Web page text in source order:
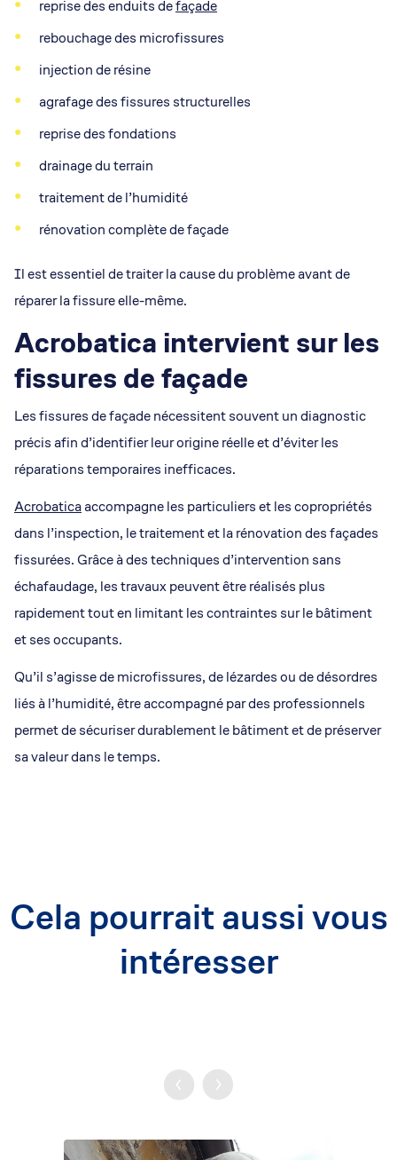
reprise des enduits defaçade
rebouchage des microfissures
injection de résine
agrafage des fissures structurelles
reprise des fondations
drainage du terrain
traitement de l’humidité
rénovation complète de façade
Il est essentiel de traiter la cause du problème avant de
réparer la fissure elle-même.
Acrobatica intervient sur les
fissures de façade
Les fissures de façade nécessitent souvent un diagnostic
précis afin d’identifier leur origine réelle et d’éviter les
réparations temporaires inefficaces.
Acrobaticaaccompagne les particuliers et les copropriétés
dans l’inspection, le traitement et la rénovation des façades
fissurées. Grâce à des techniques d’intervention sans
échafaudage, les travaux peuvent être réalisés plus
rapidement tout en limitant les contraintes sur le bâtiment
et ses occupants.
Qu’il s’agisse de microfissures, de lézardes ou de désordres
liés à l’humidité, être accompagné par des professionnels
permet de sécuriser durablement le bâtiment et de préserver
sa valeur dans le temps.
Cela pourrait aussi vous
intéresser